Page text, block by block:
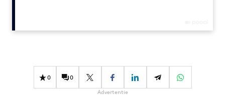
Gedragsverandering
Influencer marketing
0 0
Advertentie